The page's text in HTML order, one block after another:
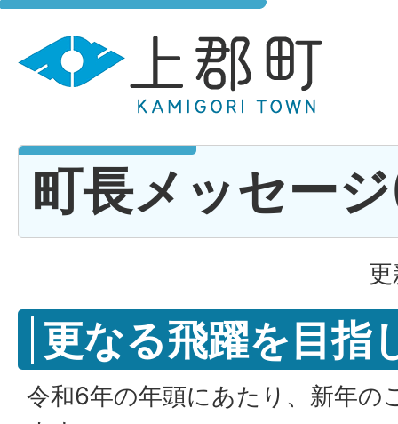
町長メッセー
更なる飛躍を目指
令和6年の年頭にあたり、新年の